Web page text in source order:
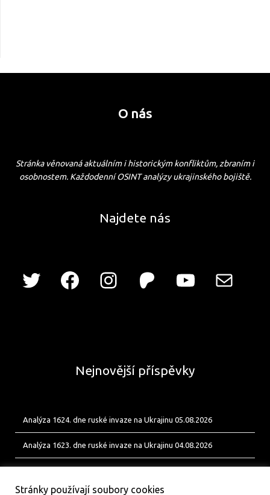
O nás
Stránka věnovaná aktuálním i historickým konfliktům, zbraním i
osobnostem. Každodenní OSINT analýzy ukrajinského bojiště.
Najdete nás
Nejnovější příspěvky
Analýza 1624. dne ruské invaze na Ukrajinu 05.08.2026
Analýza 1623. dne ruské invaze na Ukrajinu 04.08.2026
Stránky používají soubory cookies